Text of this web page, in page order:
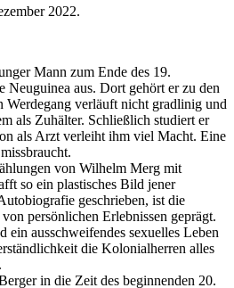
2022.
Mann zum Ende des 19.
Neuguinea aus. Dort gehört er zu den
verläuft nicht gradlinig und
als Zuhälter. Schließlich studiert er
als Arzt verleiht ihm viel Macht. Eine
von Wilhelm Merg mit
so ein plastisches Bild jener
geschrieben, ist die
persönlichen Erlebnissen geprägt.
ausschweifendes sexuelles Leben
die Kolonialherren alles
in die Zeit des beginnenden 20.